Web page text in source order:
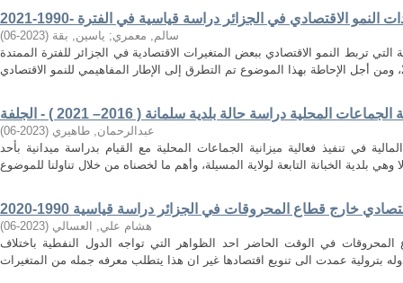
سالم, معمري; ياسين, بقة (
2023-06
)
تربط النمو الاقتصادي ببعض المتغيرات الاقتصادية في الجزائر للفترة الممتدة
المحلية دراسة حالة بلدية سلمانة ( 2016– 2021 ) - الجلفة
عبدالرحمان, طاهيري (
2023-06
)
في تنفيذ فعالية ميزانية الجماعات المحلية مع القيام بدراسة ميدانية بأحد
خارج قطاع المحروقات في الجزائر دراسة قياسية 1990-2020
هشام علي, العسالي (
2023-06
)
المحروقات في الوقت الحاضر احد الظواهر التي تواجه الدول النفطية باختلاف